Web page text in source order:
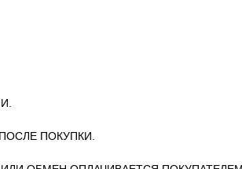
ПОКУПКИ.